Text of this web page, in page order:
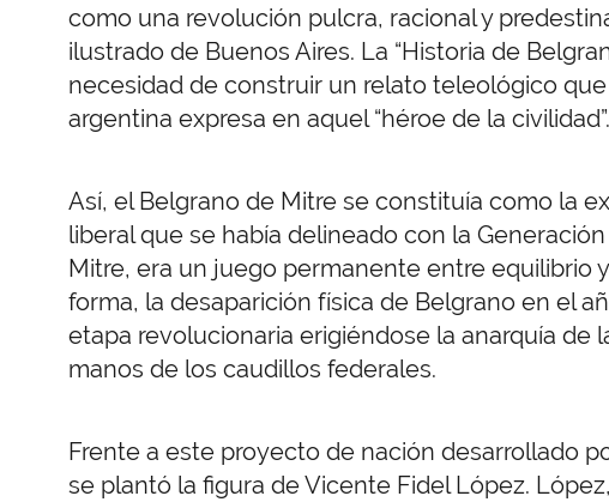
como una revolución pulcra, racional y
ilustrado de Buenos Aires. La “Historia de
necesidad de construir un relato teleológico
argentina expresa en aquel “héroe de la civilidad”.
Así, el Belgrano de Mitre se constituía como la
liberal que se había delineado con la
Mitre, era un juego permanente entre equilibrio
forma, la desaparición física de Belgrano en el
etapa revolucionaria erigiéndose la anarquía de
manos de los caudillos federales.
Frente a este proyecto de nación desarrollado
se plantó la figura de Vicente Fidel López.